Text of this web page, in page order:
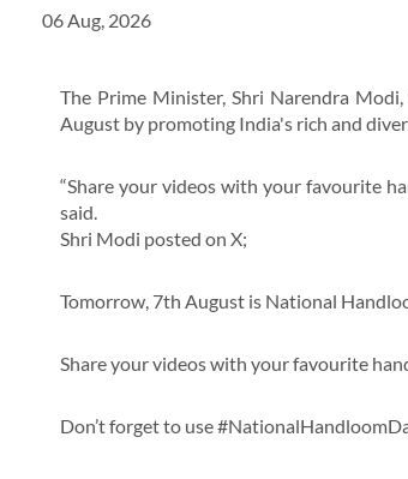
06 Aug, 2026
The Prime Minister, Shri Narendra
August by promoting India's rich and
“Share your videos with your favourite
said.
Shri Modi posted on X;
Tomorrow, 7th August is National
Share your videos with your favourite
Don’t forget to use